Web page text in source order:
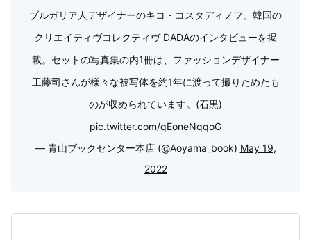
ブルガリア人デザイナーのキコ・コスタディノフ、韓国の
クリエイティヴコレクティヴ DADAのインタビューを掲
載。セットの写真集の内1冊は、ファッションデザイナー
工藤司さんが様々な被写体を約1年に渡って撮りためたも
のが収められています。(石黒)
pic.twitter.com/qEoneNqqoG
— 青山ブックセンター本店 (@Aoyama_book) May 19,
2022